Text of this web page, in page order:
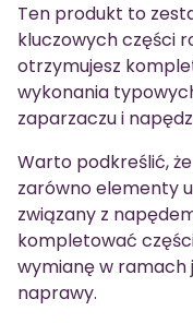
Ten produkt to
kluczowych części
otrzymujesz
wykonania
zaparzaczu i
Warto podkreślić,
zarówno elementy
związany z
kompletować
wymianę w ramach
naprawy.